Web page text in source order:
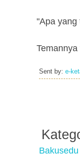
"Apa yang
Sent by: e-